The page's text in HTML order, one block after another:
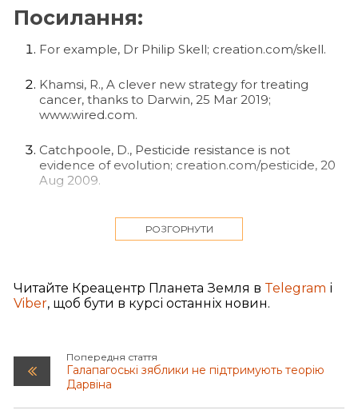
Посилання:
For example, Dr Philip Skell; creation.com/skell.
Khamsi, R., A clever new strategy for treating
cancer, thanks to Darwin, 25 Mar 2019;
www.wired.com.
Catchpoole, D., Pesticide resistance is not
evidence of evolution; creation.com/pesticide, 20
Aug 2009.
Grigg, R., Darwin’s illegitimate brainchild, Creation
26(2):39–41, 2004; creation.com/darwins-brainchild.
25(2):19–21, 2011; creation.com/defining-terms.
РОЗГОРНУТИ
Читайте Креацентр Планета Земля в Telegram і
Viber, щоб бути в курсі останніх новин.
Попередня стаття
Галапагоські зяблики не підтримують теорію
Дарвіна